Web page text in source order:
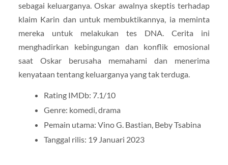
sebagai keluarganya. Oskar awalnya skeptis terhadap
klaim Karin dan untuk membuktikannya, ia meminta
mereka untuk melakukan tes DNA. Cerita ini
menghadirkan kebingungan dan konflik emosional
saat Oskar berusaha memahami dan menerima
kenyataan tentang keluarganya yang tak terduga.
Rating IMDb: 7.1/10
Genre: komedi, drama
Pemain utama: Vino G. Bastian, Beby Tsabina
Tanggal rilis: 19 Januari 2023